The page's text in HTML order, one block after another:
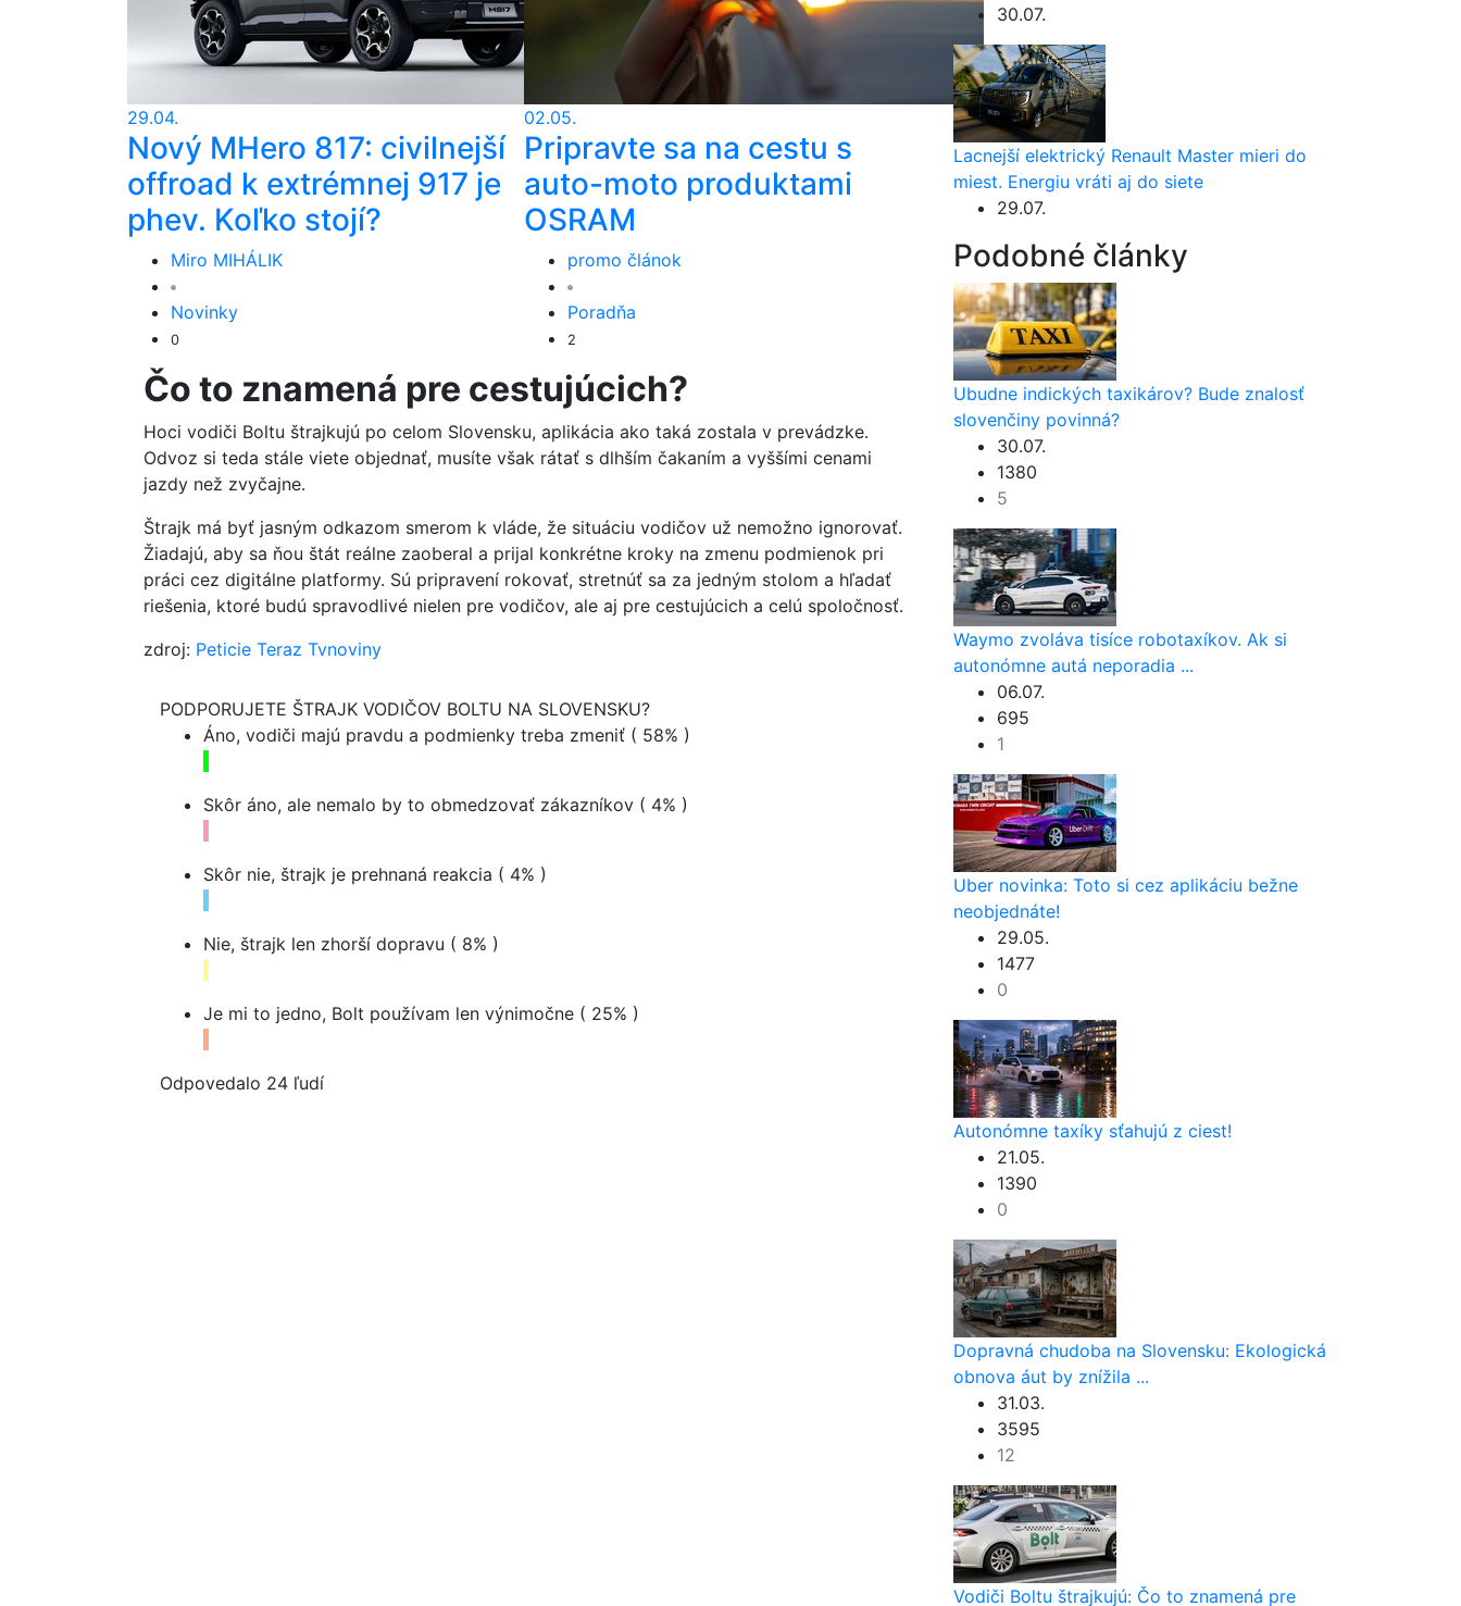
29.04.
Nový MHero 817: civilnejší
offroad k extrémnej 917 je
phev. Koľko stojí?
Miro MIHÁLIK
Novinky
0
02.05.
Pripravte sa na cestu s
auto-moto produktami
OSRAM
promo článok
Poradňa
2
Čo to znamená pre cestujúcich?
Hoci vodiči Boltu štrajkujú po celom Slovensku, aplikácia ako taká zostala v prevádzke.
Odvoz si teda stále viete objednať, musíte však rátať s dlhším čakaním a vyššími cenami
jazdy než zvyčajne.
Štrajk má byť jasným odkazom smerom k vláde, že situáciu vodičov už nemožno ignorovať.
Žiadajú, aby sa ňou štát reálne zaoberal a prijal konkrétne kroky na zmenu podmienok pri
práci cez digitálne platformy. Sú pripravení rokovať, stretnúť sa za jedným stolom a hľadať
riešenia, ktoré budú spravodlivé nielen pre vodičov, ale aj pre cestujúcich a celú spoločnosť.
zdroj: Peticie Teraz Tvnoviny
PODPORUJETE ŠTRAJK VODIČOV BOLTU NA SLOVENSKU?
Áno, vodiči majú pravdu a podmienky treba zmeniť ( 58% )
Skôr áno, ale nemalo by to obmedzovať zákazníkov ( 4% )
Skôr nie, štrajk je prehnaná reakcia ( 4% )
Nie, štrajk len zhorší dopravu ( 8% )
Je mi to jedno, Bolt používam len výnimočne ( 25% )
Odpovedalo 24 ľudí
30.07.
Lacnejší elektrický Renault Master mieri do
miest. Energiu vráti aj do siete
29.07.
Podobné články
Ubudne indických taxikárov? Bude znalosť
slovenčiny povinná?
30.07.
1380
5
Waymo zvoláva tisíce robotaxíkov. Ak si
autonómne autá neporadia ...
06.07.
695
1
Uber novinka: Toto si cez aplikáciu bežne
neobjednáte!
29.05.
1477
0
Autonómne taxíky sťahujú z ciest!
21.05.
1390
0
Dopravná chudoba na Slovensku: Ekologická
obnova áut by znížila ...
31.03.
3595
12
Vodiči Boltu štrajkujú: Čo to znamená pre